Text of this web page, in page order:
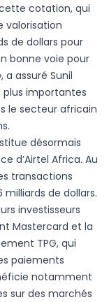
cotation, qui
valorisation
de dollars pour
bonne voie pour
a assuré Sunil
plus importantes
le secteur africain
désormais
d’Airtel Africa. Au
transactions
de dollars.
investisseurs
Mastercard et la
TPG, qui
paiements
notamment
sur des marchés